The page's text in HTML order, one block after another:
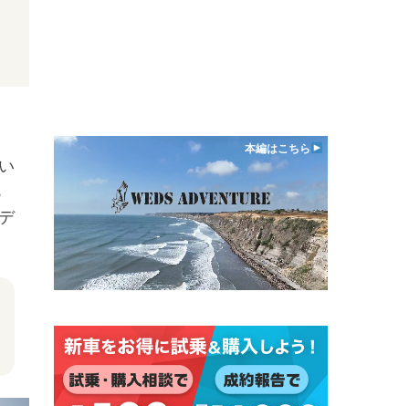
本編はこちら